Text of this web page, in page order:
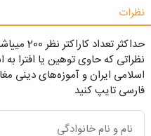
نظرات
حداکثر تعداد کاراکتر نظر 200 ميياشد
نظراتی که حاوی توهین یا افترا
اسلامی ایران و آموزه‌های دینی
فارسی تایپ کنید